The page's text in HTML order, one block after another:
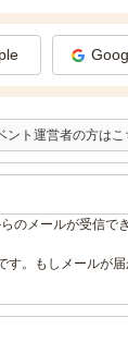
ント運営者の方はこ
のメールが受信で
す。もしメールが届